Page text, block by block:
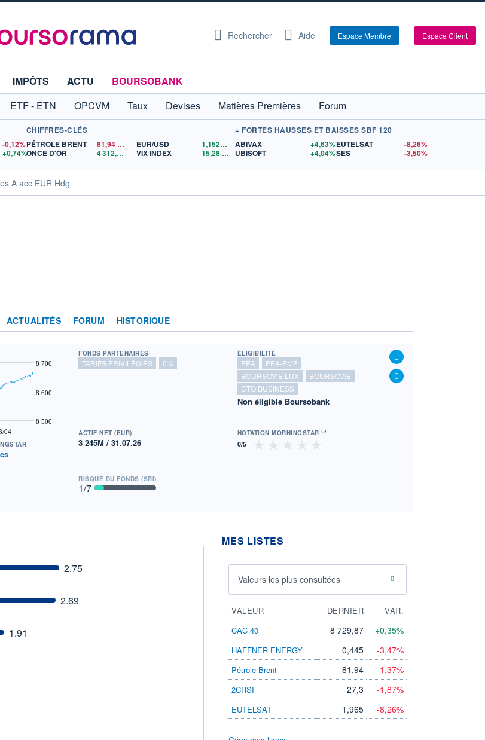
Rechercher Aide Espace Membre Espace Client
IMPÔTS ACTU
BOURSOBANK
ETF - ETN OPCVM Taux Devises Matières Premières
Forum
-0,12%
+0,74%
CHIFFRES-CLÉS
PÉTROLE BRENT
81,94
ONCE D'OR
4 312,74 $US
EUR/USD 1,1528$US
VIX INDEX
15,28$US
+ FORTES HAUSSES ET BAISSES SBF 120
ABIVAX
+4,63%
UBISOFT
+4,04%
EUTELSAT
-8,26%
SES
-3,50%
A acc EUR Hdg
ACTUALITÉS FORUM HISTORIQUE
04
8 500
8 600
8 700
FONDS PARTENAIRES
TARIFS PRIVILÉGIÉS 0%
ÉLIGIBILITÉ
PEA
PEA-PME
BOURSOVIE LUX
BOURSOVIE
CTO BUSINESS
Non éligible Boursobank
ACTIF NET (EUR)
3 245M / 31.07.26
NOTATION MORNINGSTAR ⁽¹⁾
RISQUE DU FONDS (SRI)
1/7
2.75
2.69
1.91
MES LISTES
Valeurs les plus consultées
VALEUR DERNIER
VAR.
CAC 40
8 729,87 +0,35%
HAFFNER ENERGY 0,445 -3,47%
Pétrole Brent 81,94 -1,37%
2CRSI 27,3 -1,87%
EUTELSAT 1,965 -8,26%